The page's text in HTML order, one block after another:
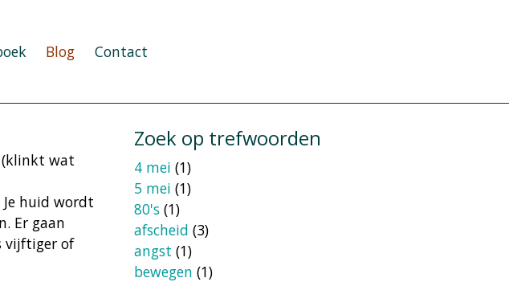
Blog Contact
(klinkt wat
Je huid wordt
Er gaan
vijftiger of
Zoek op trefwoorden
4 mei (1)
5 mei (1)
80's (1)
afscheid (3)
angst (1)
bewegen (1)